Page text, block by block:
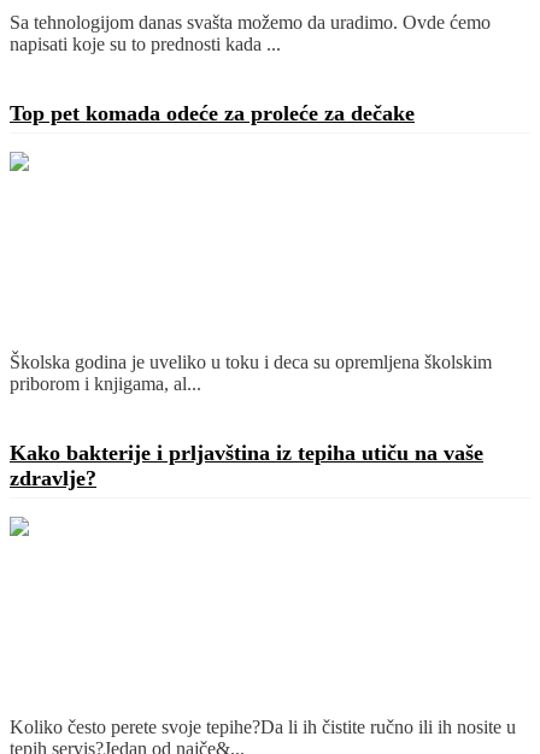
Sa tehnologijom danas svašta možemo da uradimo. Ovde ćemo
napisati koje su to prednosti kada ...
Top pet komada odeće za proleće za dečake
Školska godina je uveliko u toku i deca su opremljena školskim
priborom i knjigama, al...
Kako bakterije i prljavština iz tepiha utiču na vaše
zdravlje?
Koliko često perete svoje tepihe?Da li ih čistite ručno ili ih nosite u
tepih servis?Jedan od najče&...